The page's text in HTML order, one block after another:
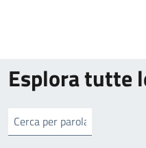
Esplora tutte